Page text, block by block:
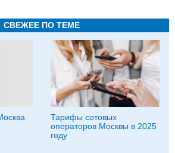
СВЕЖЕЕ ПО ТЕМЕ
Тарифы сотовых
операторов Москвы в 2025
году